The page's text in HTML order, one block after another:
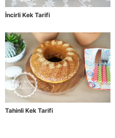
İncirli Kek Tarifi
Tahinli Kek Tarifi